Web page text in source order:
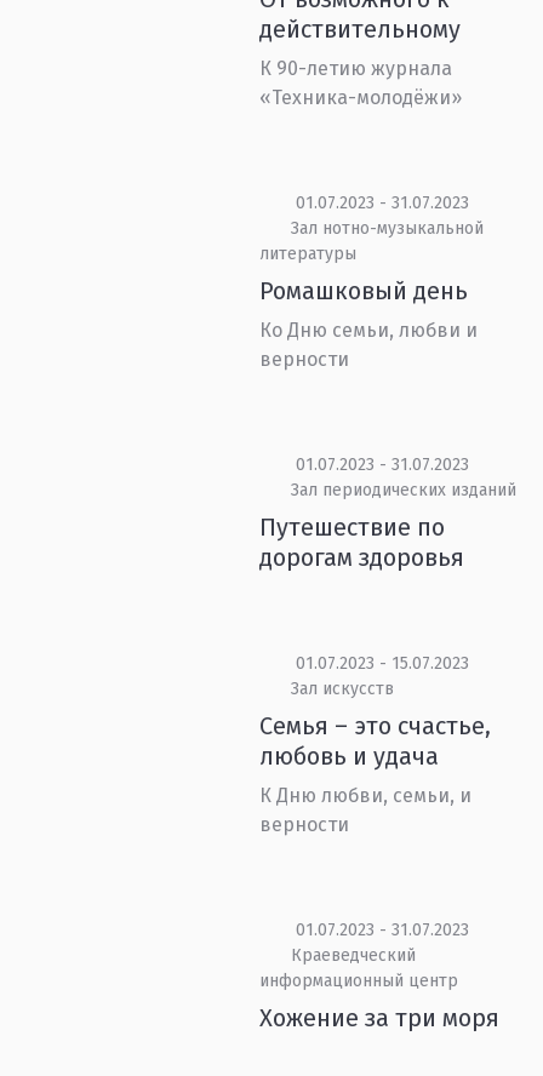
действительному
К 90-летию журнала
«Техника-молодёжи»
01.07.2023 - 31.07.2023
Зал нотно-музыкальной
литературы
Ромашковый день
Ко Дню семьи, любви и
верности
01.07.2023 - 31.07.2023
Зал периодических изданий
Путешествие по
дорогам здоровья
01.07.2023 - 15.07.2023
Зал искусств
Семья – это счастье,
любовь и удача
К Дню любви, семьи, и
верности
01.07.2023 - 31.07.2023
Краеведческий
информационный центр
Хожение за три моря